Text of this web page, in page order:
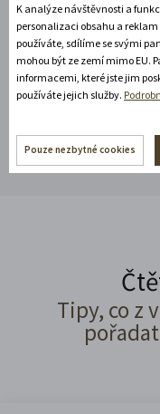
Rozbalte si další akce
Tipy, co z
K analýze návštěvnosti a
personalizaci obsahu a
používáte, sdílíme se svými
mohou být ze zemí mimo EU.
informacemi, které jste jim
používáte jejich služby.
Pouze nezbytné cookies